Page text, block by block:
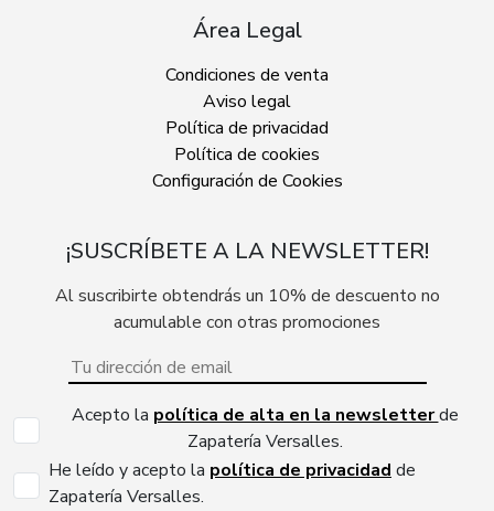
Área Legal
Condiciones de venta
Aviso legal
Política de privacidad
Política de cookies
Configuración de Cookies
¡SUSCRÍBETE A LA NEWSLETTER!
Al suscribirte obtendrás un 10% de descuento no
acumulable con otras promociones
Acepto la política de alta en la newsletterde
Zapatería Versalles.
He leído y acepto la política de privacidad de
Zapatería Versalles.